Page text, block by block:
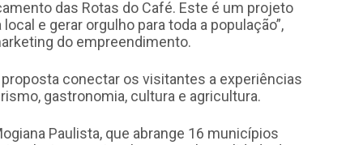
das Rotas do Café. Este é um projeto
e gerar orgulho para toda a população”,
do empreendimento.
conectar os visitantes a experiências
gastronomia, cultura e agricultura.
Paulista, que abrange 16 municípios